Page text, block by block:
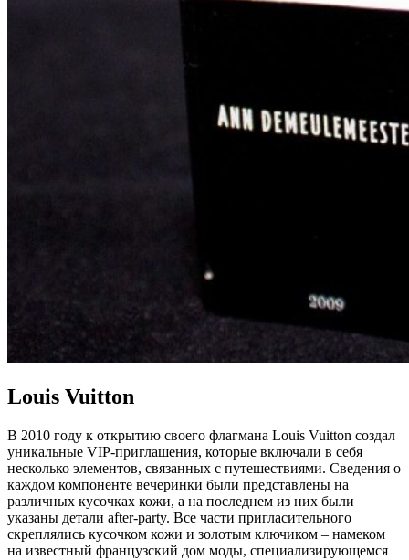
Louis Vuitton
В 2010 году к открытию своего флагмана Louis Vuitton создал
уникальные VIP-приглашения, которые включали в себя
несколько элементов, связанных с путешествиями. Сведения о
каждом компоненте вечеринки были представлены на
различных кусочках кожи, а на последнем из них были
указаны детали after-party. Все части пригласительного
скреплялись кусочком кожи и золотым ключиком – намеком
на известный французский дом моды, специализирующемся